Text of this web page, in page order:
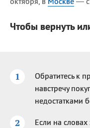
Чтобы вернуть
Обратитесь к
навстречу
недостатками
Если на словах